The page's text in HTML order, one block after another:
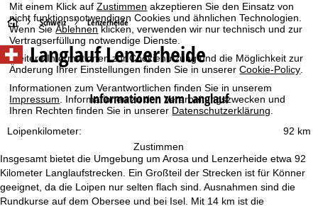
Mit einem Klick aufZustimmen akzeptieren Sie den Einsatz von
nicht funktionsnotwendigen Cookies und ähnlichen Technologien.
Wenn SieAblehnenklicken, verwenden wir nur technisch und zur
Vertragserfüllung notwendige Dienste.
Weitere Informationen zur Cookienutzung und die Möglichkeit zur
Änderung Ihrer Einstellungen finden Sie in unsererCookie-Policy
Informationen zum Verantwortlichen finden Sie in unserem
Impressum . Informationen zu den Verarbeitungszwecken und
Ihren Rechten finden Sie in unserer Datenschutzerklärung
Zustimmen
S
r
t
s
e
Schweiz Lenzerheide
Langlauf Lenzerheide
Informationen zum Langlauf
92 km
Loipenkilometer:
Insgesamt bietet die Umgebung um Arosa und Lenzerheide etwa 92
Kilometer Langlaufstrecken. Ein Großteil der Strecken ist für Könner
geeignet, da die Loipen nur selten flach sind. Ausnahmen sind die
Rundkurse auf dem Obersee und bei Isel. Mit 14 km ist die